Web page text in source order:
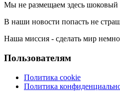
Мы не размещаем здесь шоковый
В наши новости попасть не
Наша миссия - сделать мир
Пользователям
Политика cookie
Политика